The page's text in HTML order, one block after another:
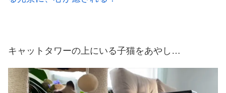
キャットタワーの上にいる子猫をあやし…